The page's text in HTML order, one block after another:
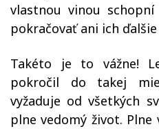
vlastnou vinou
pokračovať ani ich
Takéto je to vážne!
pokročil do takej
vyžaduje od všetkých
plne vedomý život.